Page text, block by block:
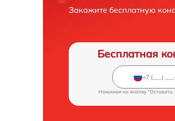
Закажите бесплатную
Бесплатная
Нажимая на кнопку "Оставить